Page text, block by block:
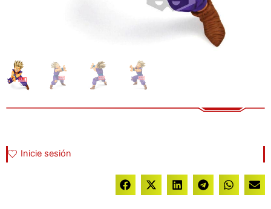
Inicie sesión